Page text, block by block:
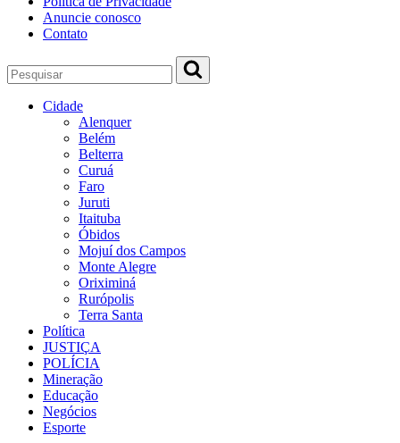
Anuncie conosco
Contato
Cidade
Alenquer
Belém
Belterra
Curuá
Faro
Juruti
Itaituba
Óbidos
Mojuí dos Campos
Monte Alegre
Oriximiná
Rurópolis
Terra Santa
Política
JUSTIÇA
POLÍCIA
Mineração
Educação
Negócios
Esporte